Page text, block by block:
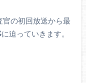
官の初回放送から最
に迫っていきます。